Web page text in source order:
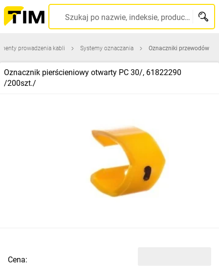
Szukaj po nazwie, indeksie, producencie, kodzie kreskowym...
prowadzenia kabli Systemy oznaczania Oznaczniki przewodów
Oznacznik pierścieniowy otwarty PC 30/, 61822290
/200szt./
Cena: